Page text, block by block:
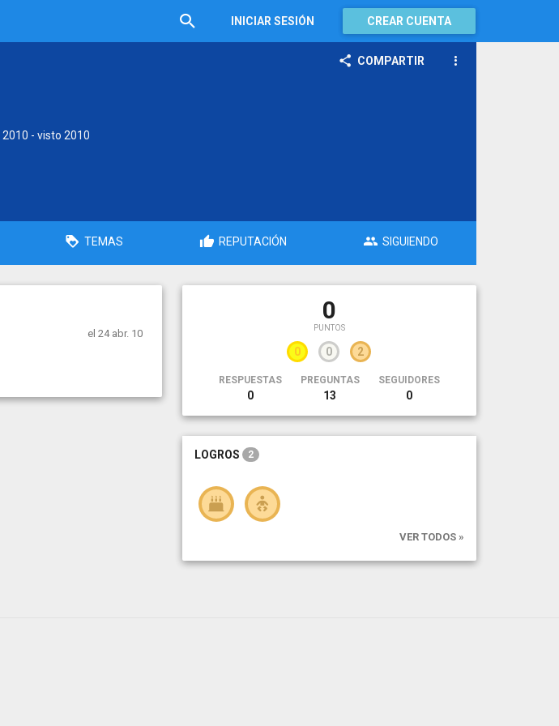
INICIAR SESIÓN CREAR CUENTA
COMPARTIR
2010 - visto 2010
TEMAS REPUTACIÓN SIGUIENDO
el 24 abr. 10
0
PUNTOS
0 0 2
RESPUESTAS
0
PREGUNTAS
13
SEGUIDORES
0
LOGROS 2
VER TODOS »